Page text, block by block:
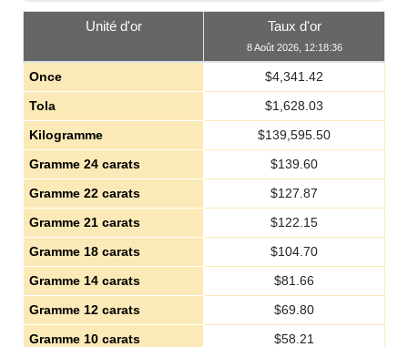
Unité d'or Taux d'or
8 Août 2026, 12:18:36
Once $4,341.42
Tola
$1,628.03
Kilogramme
$139,595.50
Gramme 24 carats
$139.60
Gramme 22 carats
$127.87
Gramme 21 carats
$122.15
Gramme 18 carats
$104.70
Gramme 14 carats
$81.66
Gramme 12 carats
$69.80
Gramme 10 carats
$58.21